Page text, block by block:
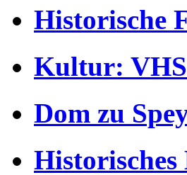
Historische
Kultur:
Dom zu